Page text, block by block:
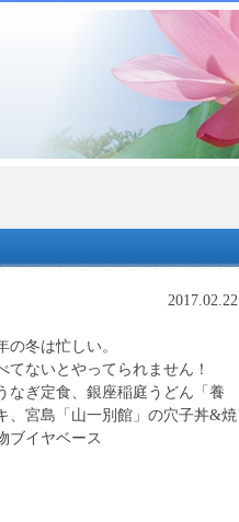
2017.02.22
冬は忙しい。
ないとやってられません！
なぎ定食、銀座稲庭うどん「養
、宮島「山一別館」の穴子丼&焼
ブイヤベース